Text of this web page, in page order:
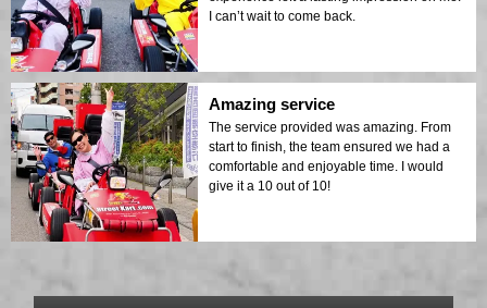
I can’t wait to come back.
Amazing service
The service provided was amazing. From
start to finish, the team ensured we had a
comfortable and enjoyable time. I would
give it a 10 out of 10!